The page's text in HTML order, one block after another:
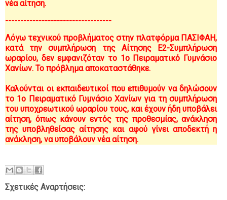
νέα αίτηση.
-----------------------------------
Λόγω τεχνικού προβλήματος στην πλατφόρμα ΠΑΣΙΦΑΗ,
κατά την συμπλήρωση της Αίτησης Ε2-Συμπλήρωση
ωραρίου, δεν εμφανιζόταν το 1ο Πειραματικό Γυμνάσιο
Χανίων. Το πρόβλημα αποκαταστάθηκε.
Καλούνται οι εκπαιδευτικοί που επιθυμούν να δηλώσουν
το 1ο Πειραματικό Γυμνάσιο Χανίων για τη συμπλήρωση
του υποχρεωτικού ωραρίου τους, και έχουν ήδη υποβάλει
αίτηση, όπως κάνουν εντός της προθεσμίας, ανάκληση
της υποβληθείσας αίτησης και αφού γίνει αποδεκτή η
ανάκληση, να υποβάλουν νέα αίτηση.
Σχετικές Αναρτήσεις: